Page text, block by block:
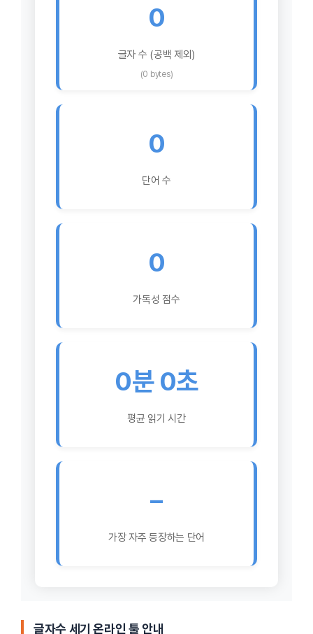
0
글자 수 (공백 제외)
(0 bytes)
0
단어 수
0
가독성 점수
0분 0초
평균 읽기 시간
–
가장 자주 등장하는 단어
글자수 세기 온라인 툴 안내